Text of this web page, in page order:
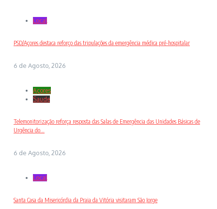
Local
PSD/Açores destaca reforço das tripulações da emergência médica pré-hospitalar
6 de Agosto, 2026
Açores
Saude
Telemonitorização reforça resposta das Salas de Emergência das Unidades Básicas de
Urgência do...
6 de Agosto, 2026
Local
Santa Casa da Misericórdia da Praia da Vitória visitaram São Jorge